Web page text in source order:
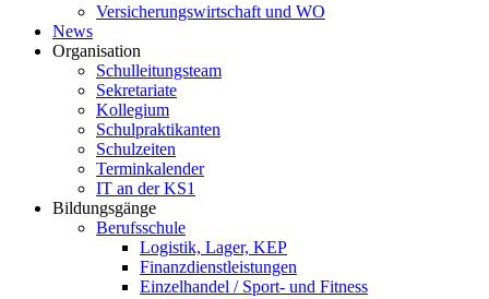
Versicherungswirtschaft und WO
News
Organisation
Schulleitungsteam
Sekretariate
Kollegium
Schulpraktikanten
Schulzeiten
Terminkalender
IT an der KS1
Bildungsgänge
Berufsschule
Logistik, Lager, KEP
Finanzdienstleistungen
Einzelhandel / Sport- und Fitness